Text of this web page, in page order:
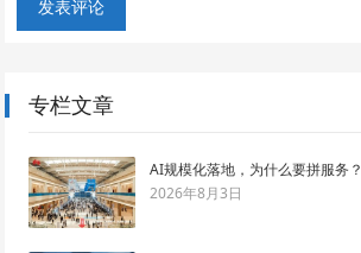
专栏文章
AI规模化落地，为什么要拼服务？
2026年8月3日